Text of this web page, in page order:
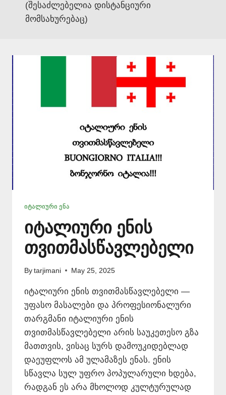
(შესაძლებელია დისტანციური
მომსახურებაც)
ᲘᲢᲐᲚᲘᲣᲠᲘ ᲔᲜᲐ
იტალიური ენის
თვითმასწავლებელი
By tarjimani May 25, 2025
იტალიური ენის თვითმასწავლებელი —
უფასო მასალები და პროფესიონალური
თარგმანი იტალიური ენის
თვითმასწავლებელი არის საუკეთესო გზა
მათთვის, ვისაც სურს დამოუკიდებლად
დაეუფლოს ამ ულამაზეს ენას. ენის
სწავლა სულ უფრო პოპულარული ხდება,
რადგან ეს არა მხოლოდ კულტურულად